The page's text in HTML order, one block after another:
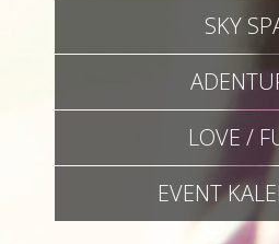
SKY
LOVE /
EVENT